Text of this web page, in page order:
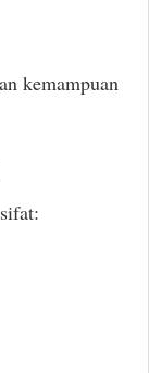
kemampuan